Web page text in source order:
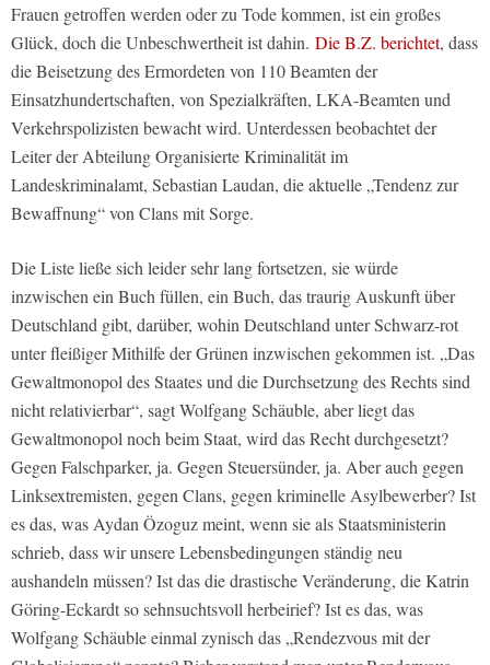
Frauen getroffen werden oder zu Tode kommen, ist ein großes
Glück, doch die Unbeschwertheit ist dahin. Die B.Z. berichtet, dass
die Beisetzung des Ermordeten von 110 Beamten der
Einsatzhundertschaften, von Spezialkräften, LKA-Beamten und
Verkehrspolizisten bewacht wird. Unterdessen beobachtet der
Leiter der Abteilung Organisierte Kriminalität im
Landeskriminalamt, Sebastian Laudan, die aktuelle „Tendenz zur
Bewaffnung“ von Clans mit Sorge.
Die Liste ließe sich leider sehr lang fortsetzen, sie würde
inzwischen ein Buch füllen, ein Buch, das traurig Auskunft über
Deutschland gibt, darüber, wohin Deutschland unter Schwarz-rot
unter fleißiger Mithilfe der Grünen inzwischen gekommen ist. „Das
Gewaltmonopol des Staates und die Durchsetzung des Rechts sind
nicht relativierbar“, sagt Wolfgang Schäuble, aber liegt das
Gewaltmonopol noch beim Staat, wird das Recht durchgesetzt?
Gegen Falschparker, ja. Gegen Steuersünder, ja. Aber auch gegen
Linksextremisten, gegen Clans, gegen kriminelle Asylbewerber? Ist
es das, was Aydan Özoguz meint, wenn sie als Staatsministerin
schrieb, dass wir unsere Lebensbedingungen ständig neu
aushandeln müssen? Ist das die drastische Veränderung, die Katrin
Göring-Eckardt so sehnsuchtsvoll herbeirief? Ist es das, was
Wolfgang Schäuble einmal zynisch das „Rendezvous mit der